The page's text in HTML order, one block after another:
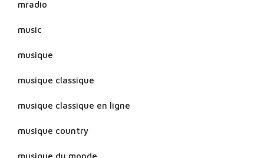
mradio
music
musique
musique classique
musique classique en ligne
musique country
musique du monde